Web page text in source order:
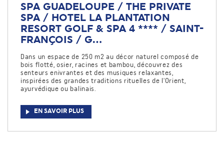
SPA GUADELOUPE / THE PRIVATE
SPA / HOTEL LA PLANTATION
RESORT GOLF & SPA 4 **** / SAINT-
FRANÇOIS / G...
Dans un espace de 250 m2 au décor naturel composé de
bois flotté, osier, racines et bambou, découvrez des
senteurs enivrantes et des musiques relaxantes,
inspirées des grandes traditions rituelles de l'Orient,
ayurvédique ou balinais.
EN SAVOIR PLUS